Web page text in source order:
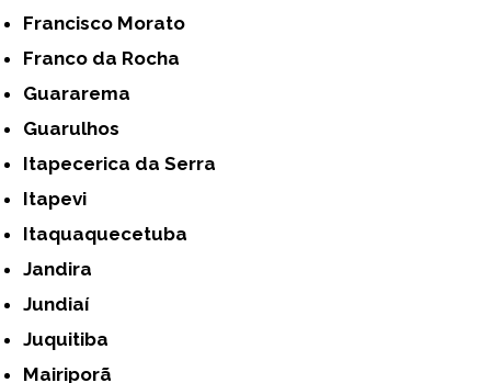
Francisco Morato
Franco da Rocha
Guararema
Guarulhos
Itapecerica da Serra
Itapevi
Itaquaquecetuba
Jandira
Jundiaí
Juquitiba
Mairiporã